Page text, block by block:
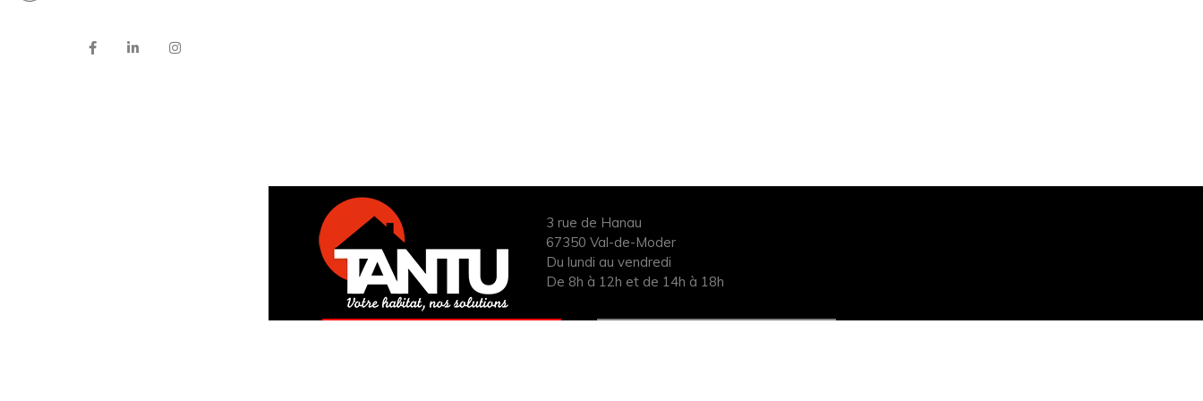
3 rue de Hanau
67350 Val-de-Moder
Du lundi au vendredi
De 8h à 12h et de 14h à 18h